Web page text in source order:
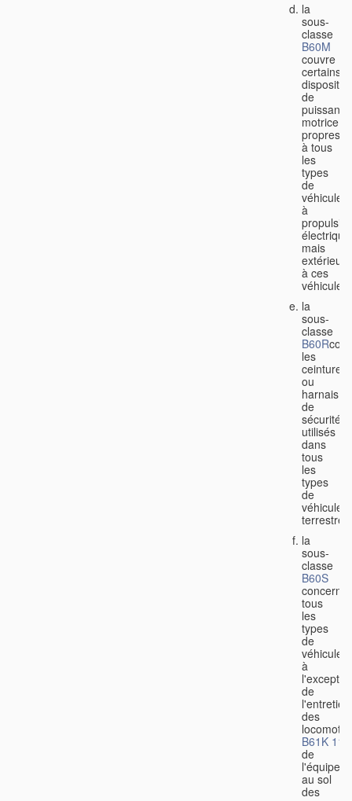
la
sous-
classe
B60M
couvre
certains
dispositifs
de
puissance
motrice
propres
à tous
les
types
de
véhicules
à
mais
extérieurs
à ces
véhicules;
la
sous-
classe
B60R
les
ceintures
ou
harnais
de
sécurité
utilisés
dans
tous
les
types
de
véhicules
terrestres;
la
sous-
classe
B60S
concerne
tous
les
types
de
véhicules,
à
de
l'entretien
des
B61K 11/
de
au sol
des